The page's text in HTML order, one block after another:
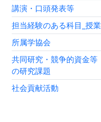
講演・口頭発表等
担当経験のある科目_授業
所属学協会
共同研究・競争的資金等
の研究課題
社会貢献活動